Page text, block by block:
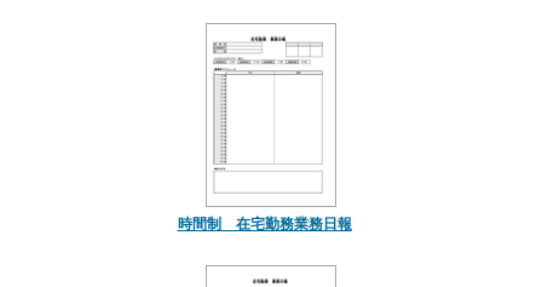
時間制 在宅勤務業務日報